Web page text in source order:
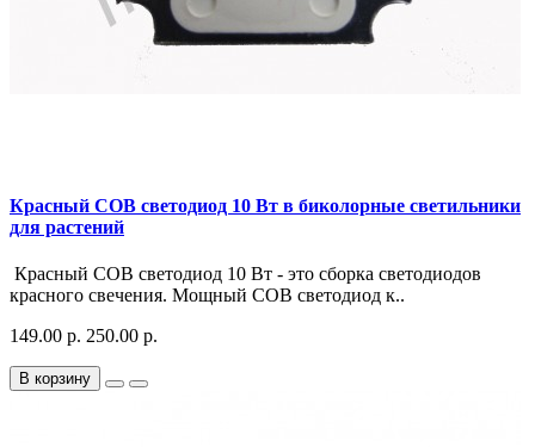
Красный COB светодиод 10 Вт в биколорные светильники
для растений
Красный COB светодиод 10 Вт - это сборка светодиодов
красного свечения. Мощный COB светодиод к..
149.00 р. 250.00 р.
В корзину